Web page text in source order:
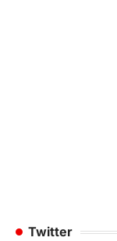
Twitter